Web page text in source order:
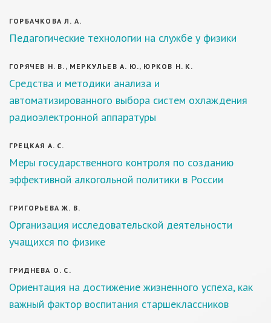
ГОРБАЧКОВА Л. А.
Педагогические технологии на службе у физики
ГОРЯЧЕВ Н. В., МЕРКУЛЬЕВ А. Ю., ЮРКОВ Н. К.
Средства и методики анализа и
автоматизированного выбора систем охлаждения
радиоэлектронной аппаратуры
ГРЕЦКАЯ А. С.
Меры государственного контроля по созданию
эффективной алкогольной политики в России
ГРИГОРЬЕВА Ж. В.
Организация исследовательской деятельности
учащихся по физике
ГРИДНЕВА О. С.
Ориентация на достижение жизненного успеха, как
важный фактор воспитания старшеклассников